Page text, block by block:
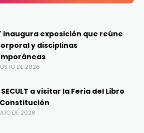
inaugura exposición que reúne
y disciplinas
DE 2026
a visitar la Feria del Libro
DE 2026